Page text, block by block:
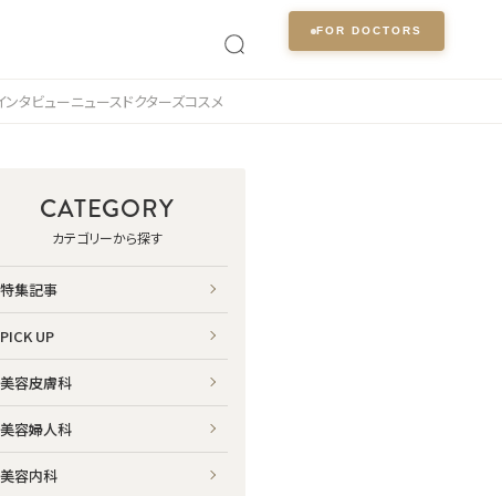
FOR DOCTORS
ンタビューニュースドクターズコスメ
CATEGORY
カテゴリーから探す
特集記事
PICK UP
美容皮膚科
美容婦人科
美容内科